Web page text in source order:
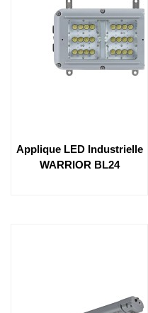
Applique LED Industrielle
WARRIOR BL24